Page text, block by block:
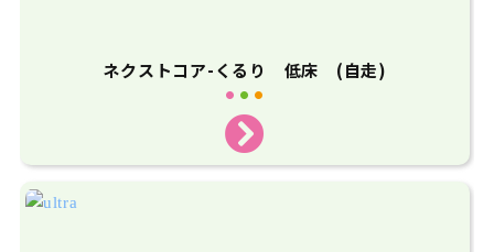
ネクストコア-くるり 低床 (自走)